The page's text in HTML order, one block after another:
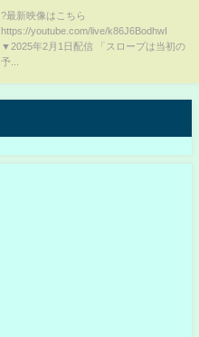
没 重機を穴に入れ“救助活動本
格化”の見通し【関連ニュースま
とめ】
?最新映像はこちら
https://youtube.com/live/k86J6BodhwI
▼2025年2月1日配信 「スロープは当初の
予...